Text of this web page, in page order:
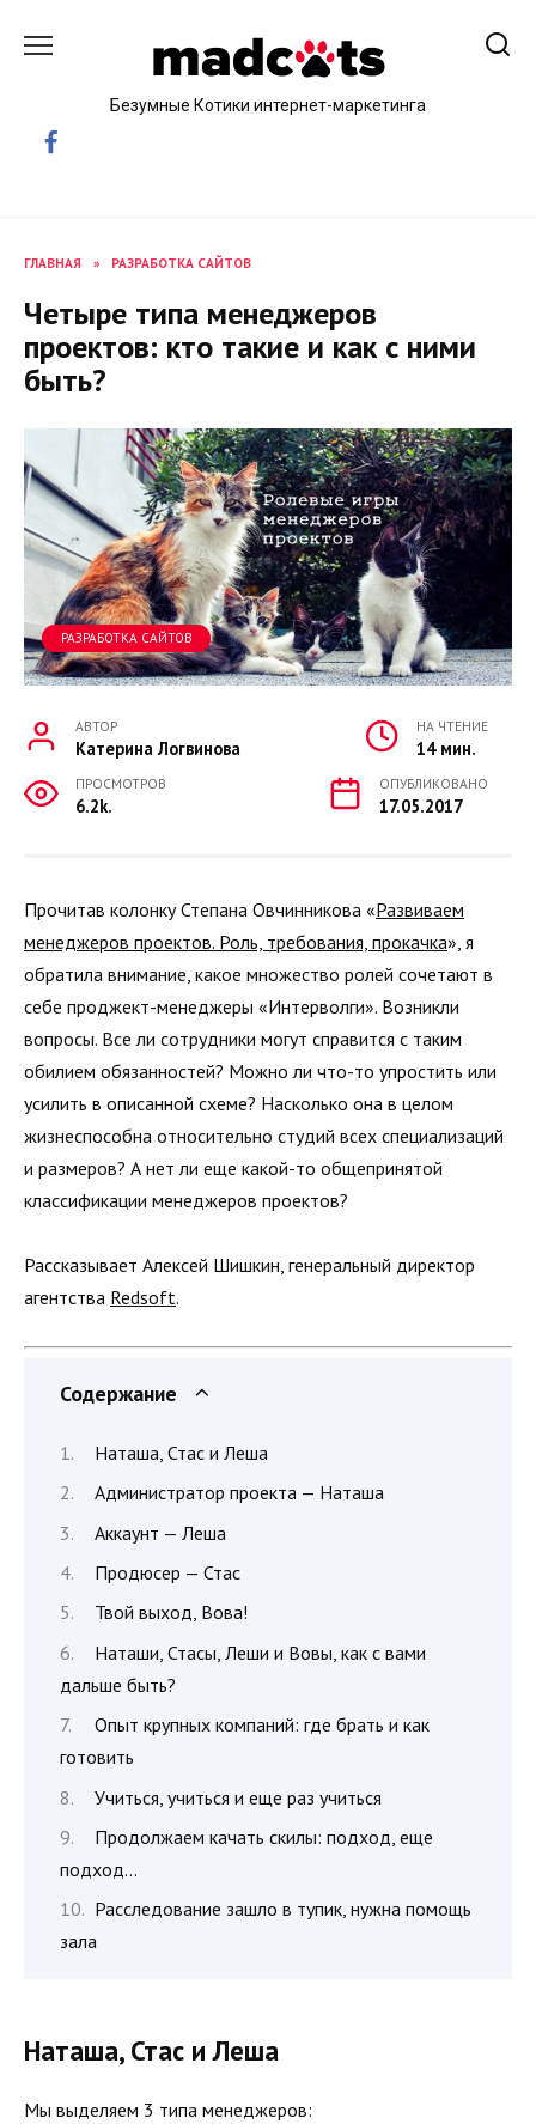
Безумные Котики интернет-маркетинга
ГЛАВНАЯ » РАЗРАБОТКА САЙТОВ
Четыре типа менеджеров
проектов: кто такие и как с ними
быть?
РАЗРАБОТКА САЙТОВ
АВТОР
Катерина Логвинова
НА ЧТЕНИЕ
14 мин.
ПРОСМОТРОВ
6.2k.
ОПУБЛИКОВАНО
17.05.2017
Прочитав колонку Степана Овчинникова «Развиваем
менеджеров проектов. Роль, требования, прокачка», я
обратила внимание, какое множество ролей сочетают в
себе проджект-менеджеры «Интерволги». Возникли
вопросы. Все ли сотрудники могут справится с таким
обилием обязанностей? Можно ли что-то упростить или
усилить в описанной схеме? Насколько она в целом
жизнеспособна относительно студий всех специализаций
и размеров? А нет ли еще какой-то общепринятой
классификации менеджеров проектов?
Рассказывает Алексей Шишкин, генеральный директор
агентства Redsoft.
Содержание
Наташа, Стас и Леша
Администратор проекта — Наташа
Аккаунт — Леша
Продюсер — Стас
Твой выход, Вова!
Наташи, Стасы, Леши и Вовы, как с вами
дальше быть?
Опыт крупных компаний: где брать и как
готовить
Учиться, учиться и еще раз учиться
Продолжаем качать скилы: подход, еще
подход…
Расследование зашло в тупик, нужна помощь
зала
Наташа, Стас и Леша
Мы выделяем 3 типа менеджеров: